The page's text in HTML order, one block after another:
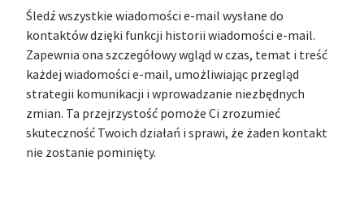
Śledź wszystkie wiadomości e-mail wysłane do
kontaktów dzięki funkcji historii wiadomości e-mail.
Zapewnia ona szczegółowy wgląd w czas, temat i treść
każdej wiadomości e-mail, umożliwiając przegląd
strategii komunikacji i wprowadzanie niezbędnych
zmian. Ta przejrzystość pomoże Ci zrozumieć
skuteczność Twoich działań i sprawi, że żaden kontakt
nie zostanie pominięty.